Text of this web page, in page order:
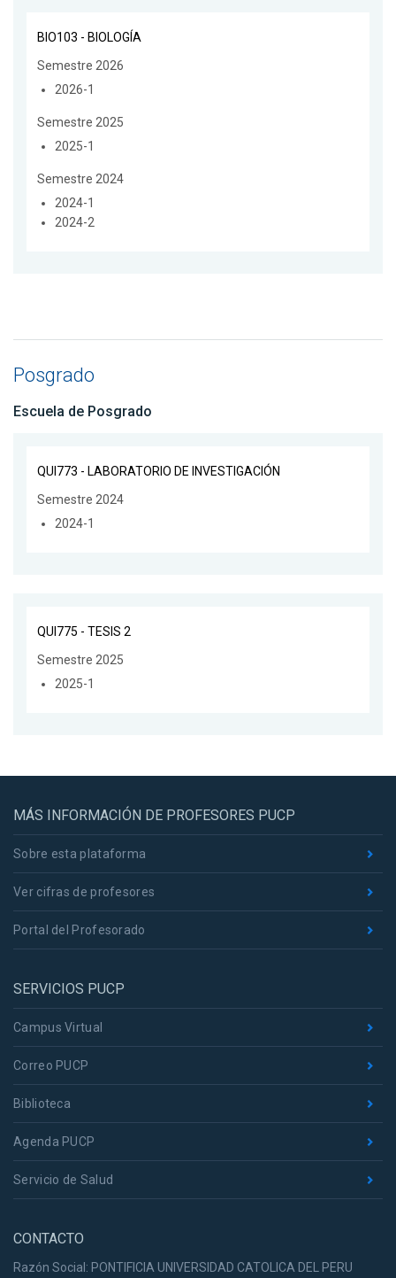
BIO103 - BIOLOGÍA
Semestre 2026
2026-1
Semestre 2025
2025-1
Semestre 2024
2024-1
2024-2
Posgrado
Escuela de Posgrado
QUI773 - LABORATORIO DE INVESTIGACIÓN
Semestre 2024
2024-1
QUI775 - TESIS 2
Semestre 2025
2025-1
MÁS INFORMACIÓN DE PROFESORES PUCP
Sobre esta plataforma
Ver cifras de profesores
Portal del Profesorado
SERVICIOS PUCP
Campus Virtual
Correo PUCP
Biblioteca
Agenda PUCP
Servicio de Salud
CONTACTO
Razón Social: PONTIFICIA UNIVERSIDAD CATOLICA DEL PERU